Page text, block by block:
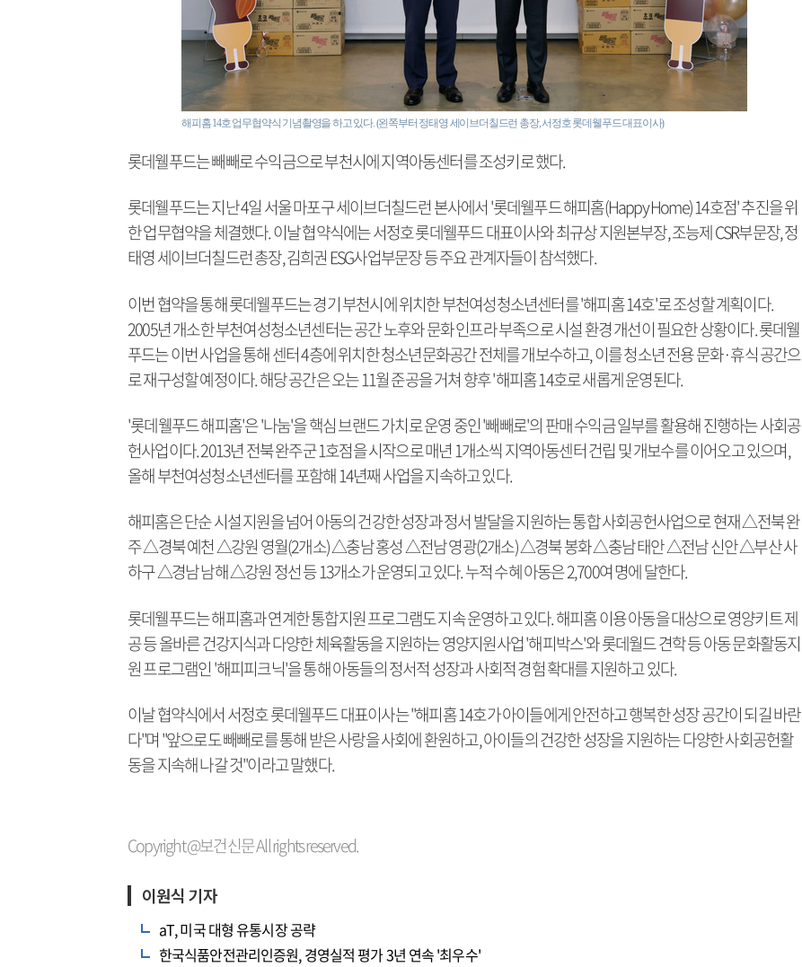
해피홈 14호 업무협약식 기념촬영을 하고 있다. (왼쪽부터 정태영 세이브더칠드런 총장, 서정호 롯데웰푸드 대표이사)
롯데웰푸드는 빼빼로 수익금으로 부천시에 지역아동센터를 조성키로 했다.
롯데웰푸드는 지난 4일 서울 마포구 세이브더칠드런 본사에서 '롯데웰푸드 해피홈(Happy Home) 14호점' 추진을 위
한 업무협약을 체결했다. 이날 협약식에는 서정호 롯데웰푸드 대표이사와 최규상 지원본부장, 조능제 CSR부문장, 정
태영 세이브더칠드런 총장, 김희권 ESG사업부문장 등 주요 관계자들이 참석했다.
이번 협약을 통해 롯데웰푸드는 경기 부천시에 위치한 부천여성청소년센터를 '해피홈 14호'로 조성할 계획이다.
2005년 개소한 부천여성청소년센터는 공간 노후와 문화 인프라 부족으로 시설 환경 개선이 필요한 상황이다. 롯데웰
푸드는 이번 사업을 통해 센터 4층에 위치한 청소년문화공간 전체를 개보수하고, 이를 청소년 전용 문화·휴식 공간으
로 재구성할 예정이다. 해당 공간은 오는 11월 준공을 거쳐 향후 '해피홈 14호로 새롭게 운영된다.
'롯데웰푸드 해피홈'은 '나눔'을 핵심 브랜드 가치로 운영 중인 '빼빼로'의 판매 수익금 일부를 활용해 진행하는 사회공
헌사업이다. 2013년 전북 완주군 1호점을 시작으로 매년 1개소씩 지역아동센터 건립 및 개보수를 이어오고 있으며,
올해 부천여성청소년센터를 포함해 14년째 사업을 지속하고 있다.
해피홈은 단순 시설 지원을 넘어 아동의 건강한 성장과 정서 발달을 지원하는 통합 사회공헌사업으로 현재 △전북 완
주 △경북 예천 △강원 영월(2개소) △충남 홍성 △전남 영광(2개소) △경북 봉화 △충남 태안 △전남 신안 △부산 사
하구 △경남 남해 △강원 정선 등 13개소가 운영되고 있다. 누적 수혜 아동은 2,700여 명에 달한다.
롯데웰푸드는 해피홈과 연계한 통합지원 프로그램도 지속 운영하고 있다. 해피홈 이용 아동을 대상으로 영양키트 제
공 등 올바른 건강지식과 다양한 체육활동을 지원하는 영양지원사업 '해피박스'와 롯데월드 견학 등 아동 문화활동지
원 프로그램인 '해피피크닉'을 통해 아동들의 정서적 성장과 사회적 경험 확대를 지원하고 있다.
이날 협약식에서 서정호 롯데웰푸드 대표이사는 "해피홈 14호가 아이들에게 안전하고 행복한 성장 공간이 되길 바란
다"며 "앞으로도 빼빼로를 통해 받은 사랑을 사회에 환원하고, 아이들의 건강한 성장을 지원하는 다양한 사회공헌활
동을 지속해 나갈 것"이라고 말했다.
Copyright @보건신문 All rights reserved.
이원식 기자
aT, 미국 대형 유통시장 공략
한국식품안전관리인증원, 경영실적 평가 3년 연속 '최우수'